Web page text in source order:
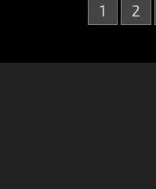
1 2